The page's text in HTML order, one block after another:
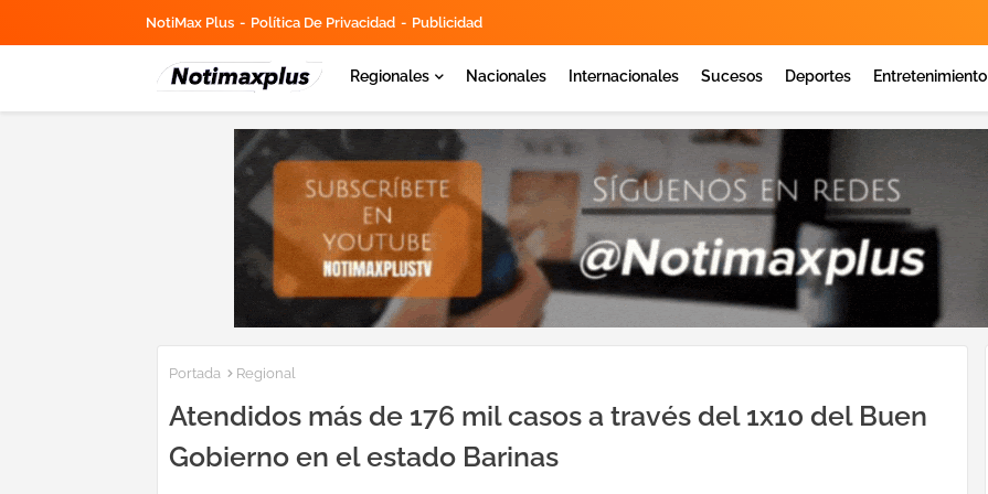
NotiMax Plus Política De Privacidad Publicidad
Regionales Nacionales Internacionales Sucesos Deportes Entretenimiento
Portada Regional
Atendidos más de 176 mil casos a través del 1x10 del Buen
Gobierno en el estado Barinas